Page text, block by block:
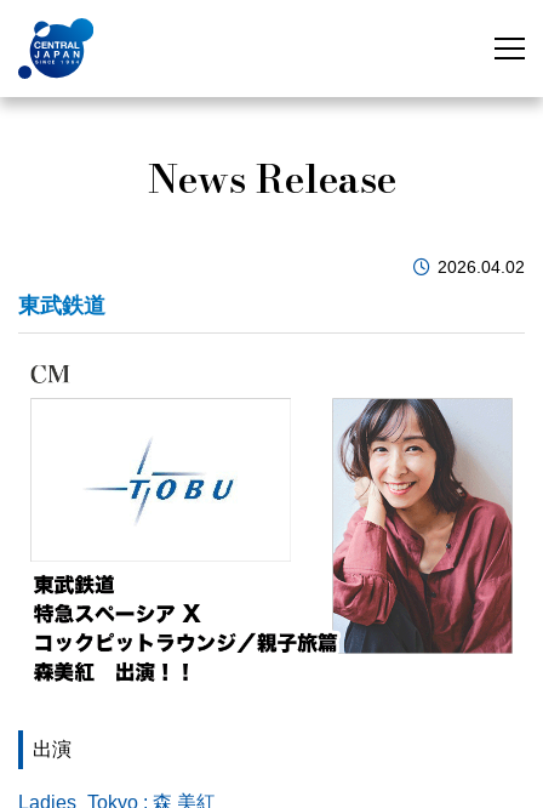
News Release
2026.04.02
東武鉄道
出演
Ladies_Tokyo : 森 美紅